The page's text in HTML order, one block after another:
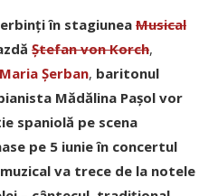
în stagiuneaMusical
Ştefan von Korch,
Şerban, baritonul
Mădălina Paşol vor
spaniolă pe scena
pe 5 iunie în concertul
va trece de la notele